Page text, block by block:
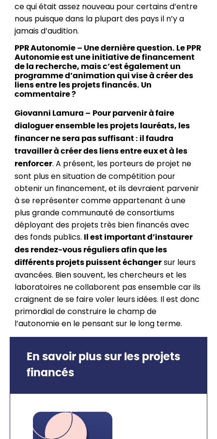
ce qui était assez nouveau pour certains d’entre
nous puisque dans la plupart des pays il n’y a
jamais d’audition.
PPR Autonomie – Une dernière question. Le PPR
Autonomie est une initiative de financement
de la recherche, mais c’est également un
programme d’animation qui vise à créer des
liens entre les projets financés. Un
commentaire ?
Giovanni Lamura – Pour parvenir à faire
dialoguer ensemble les projets lauréats, les
financer ne sera pas suffisant : il faudra
travailler à créer des liens entre eux et à les
renforcer. A présent, les porteurs de projet ne
sont plus en situation de compétition pour
obtenir un financement, et ils devraient parvenir
à se représenter comme appartenant à une
plus grande communauté de consortiums
déployant des projets très bien financés avec
des fonds publics.
Il est important d’instaurer
des rendez-vous réguliers afin que les
différents projets puissent échanger sur leurs
avancées. Bien souvent, les chercheurs et les
laboratoires ne collaborent pas ensemble car ils
craignent de se faire voler leurs idées. Il est donc
primordial de construire le champ de
l’autonomie en le pensant sur le long terme.
En savoir plus sur les projets
financés